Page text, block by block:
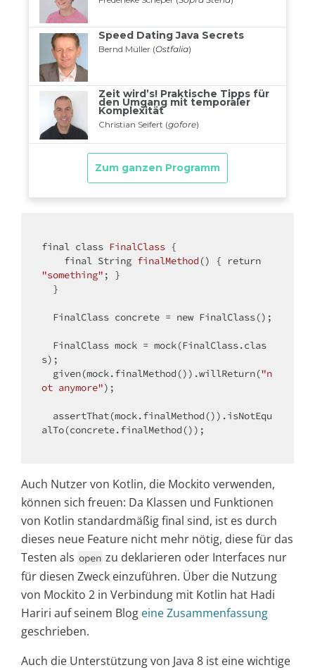
final class FinalClass {
final String finalMethod () {
return
"something" ; }
  FinalClass concrete =
new FinalClass();
s);
  given(mock.finalMethod()).willReturn(
"n
ot anymore");
alTo(concrete.finalMethod());
Auch Nutzer von Kotlin, die Mockito verwenden,
können sich freuen: Da Klassen und Funktionen
von Kotlin standardmäßig final sind, ist es durch
dieses neue Feature nicht mehr nötig, diese für das
Testen als open zu deklarieren oder Interfaces nur
für diesen Zweck einzuführen. Über die Nutzung
von Mockito 2 in Verbindung mit Kotlin hat Hadi
Hariri auf seinem Blog eine Zusammenfassung
geschrieben.
Auch die Unterstützung von Java 8 ist eine wichtige